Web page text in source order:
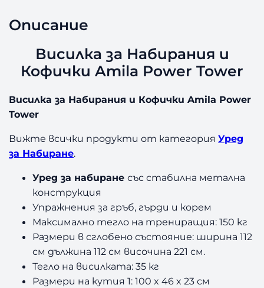
и
л
Н
а
и
а
Описание
Висилка за Набирания и
Кофички Amila Power Tower
Висилка за Набирания и Кофички Amila Power
Tower
Вижте всички продукти от категорияУред
за Набиране.
Уред за набиранесъс стабилна метална
конструкция
Упражнения за гръб, гърди и корем
Максимално тегло на трениращия: 150 кг
Размери в сглобено състояние: ширина 112
см дължина 112 см височина 221 см.
Тегло на висилката: 35 кг
Размери на кутия 1: 100 x 46 x 23 см